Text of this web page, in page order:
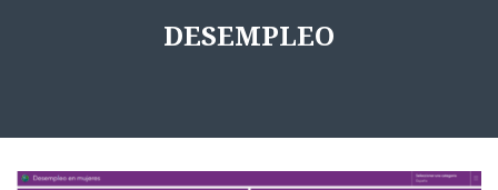
DESEMPLEO